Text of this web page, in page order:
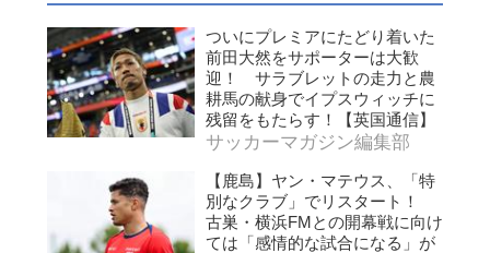
ついにプレミアにたどり着いた
前田大然をサポーターは大歓
迎！ サラブレットの走力と農
耕馬の献身でイプスウィッチに
残留をもたらす！【英国通信】
サッカーマガジン編集部
【鹿島】ヤン・マテウス、「特
別なクラブ」でリスタート！
古巣・横浜FMとの開幕戦に向け
ては「感情的な試合になる」が